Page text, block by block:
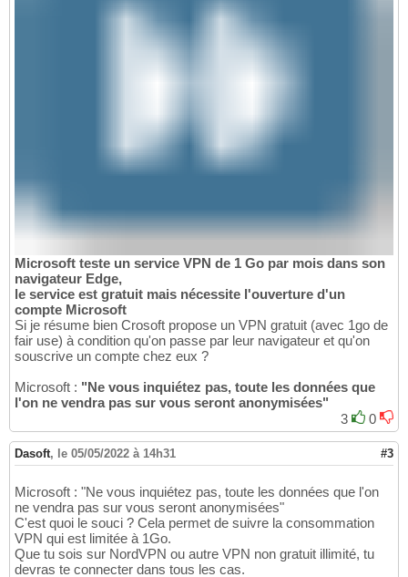
Microsoft teste un service VPN de 1 Go par mois dans son
navigateur Edge,
le service est gratuit mais nécessite l'ouverture d'un
compte Microsoft
Si je résume bien Crosoft propose un VPN gratuit (avec 1go de
fair use) à condition qu'on passe par leur navigateur et qu'on
souscrive un compte chez eux ?
Microsoft : "Ne vous inquiétez pas, toute les données que
l'on ne vendra pas sur vous seront anonymisées"
3
0
Dasoft, le 05/05/2022 à 14h31 #3
Microsoft : "Ne vous inquiétez pas, toute les données que l'on
ne vendra pas sur vous seront anonymisées"
C'est quoi le souci ? Cela permet de suivre la consommation
VPN qui est limitée à 1Go.
Que tu sois sur NordVPN ou autre VPN non gratuit illimité, tu
devras te connecter dans tous les cas.